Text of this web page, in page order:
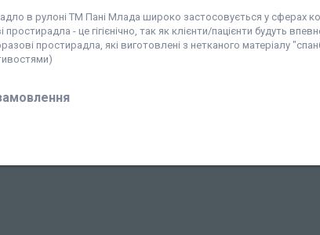
в рулоні ТМ Пані Млада широко застосовується у сферах
простирадла - це гігієнічно, так як клієнти/пацієнти будуть
простирадла, які виготовлені з нетканого матеріалу